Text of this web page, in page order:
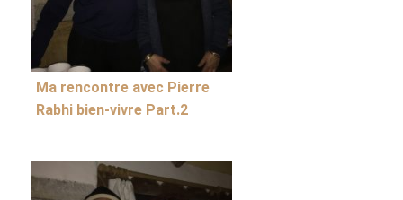
Ma rencontre avec Pierre
Rabhi bien-vivre Part.2